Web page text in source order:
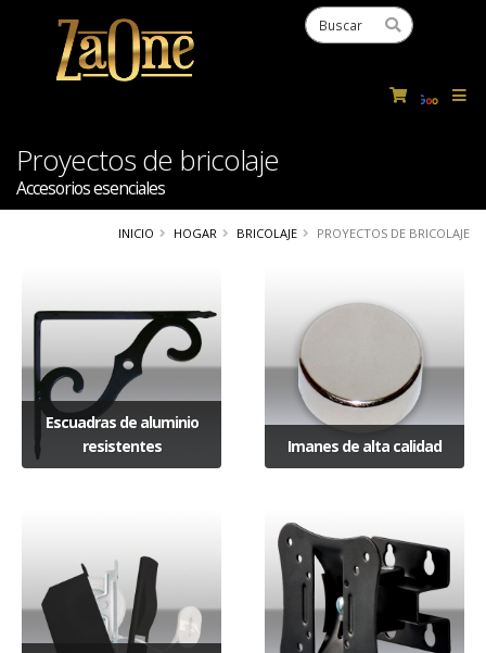
Proyectos de bricolaje
Accesorios esenciales
INICIO HOGAR BRICOLAJE PROYECTOS DE BRICOLAJE
Escuadras de aluminio
resistentes
Imanes de alta calidad